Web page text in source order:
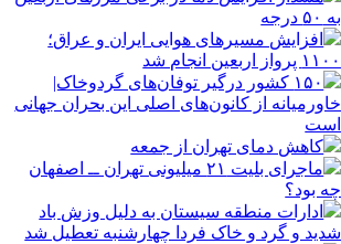
به ۵۰ درجه
افزایش مسیرهای هوایی ایران و عراق؛
۱۱۰۰ پرواز اربعین انجام شد
۱۵۰ کشور درگیر توفان‌های گردوخاک|
خاورمیانه از کانون‌های اصلی این بحران جهانی
است
کاهش دمای تهران از جمعه
ماجرای بلیت ۲۱ میلیونی تهران ــ اصفهان
چه بود؟
ادارات منطقه سیستان به دلیل وزش باد
شدید و گرد و خاک فردا چهارشنبه تعطیل شد